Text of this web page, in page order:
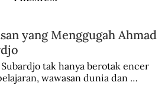
yang Menggugah Ahmad
tak hanya berotak encer
wawasan dunia dan